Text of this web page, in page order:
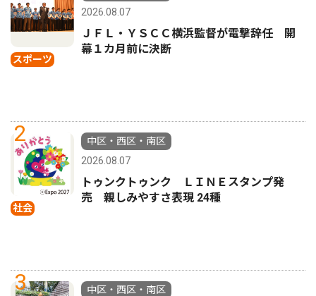
スポーツ
2026.08.07
ＪＦＬ・ＹＳＣＣ横浜監督が電撃辞任 開
幕１カ月前に決断
2
社会
中区・西区・南区
2026.08.07
トゥンクトゥンク ＬＩＮＥスタンプ発
売 親しみやすさ表現 24種
3
中区・西区・南区